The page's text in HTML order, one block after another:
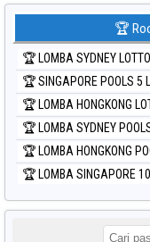
🏆
🏆 LOMBA SYDNEY
🏆 SINGAPORE POOLS 5
🏆 LOMBA HONGKONG
🏆 LOMBA SYDNEY
🏆 LOMBA HONGKONG
🏆 LOMBA SINGAPORE